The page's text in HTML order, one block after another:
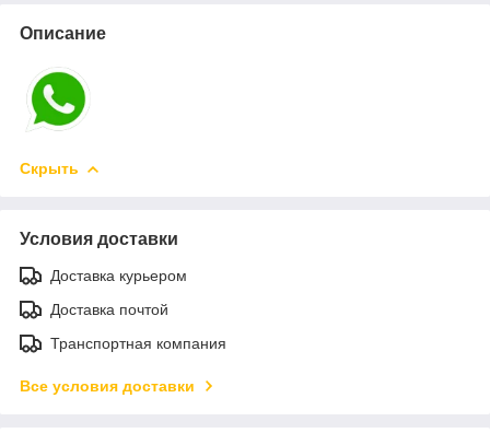
Описание
Скрыть
Условия доставки
Доставка курьером
Доставка почтой
Транспортная компания
Все условия доставки